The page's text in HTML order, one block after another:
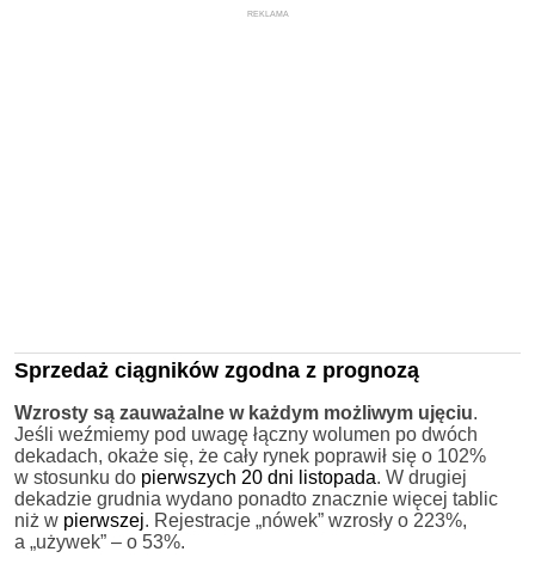
REKLAMA
Sprzedaż ciągników zgodna z prognozą
Wzrosty są zauważalne w każdym możliwym ujęciu.
Jeśli weźmiemy pod uwagę łączny wolumen po dwóch
dekadach, okaże się, że cały rynek poprawił się o 102%
w stosunku do pierwszych 20 dni listopada. W drugiej
dekadzie grudnia wydano ponadto znacznie więcej tablic
niż w pierwszej. Rejestracje „nówek” wzrosły o 223%,
a „używek” – o 53%.